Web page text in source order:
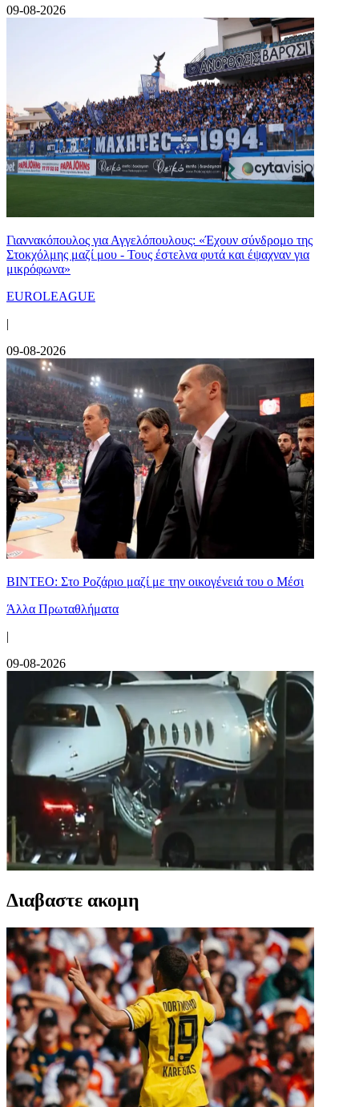
09-08-2026
Γιαννακόπουλος για Αγγελόπουλους: «Έχουν σύνδρομο της
Στοκχόλμης μαζί μου - Τους έστελνα φυτά και έψαχναν για
μικρόφωνα»
EUROLEAGUE
|
09-08-2026
ΒΙΝΤΕΟ: Στο Ροζάριο μαζί με την οικογένειά του ο Μέσι
Άλλα Πρωταθλήματα
|
09-08-2026
Διαβαστε ακομη